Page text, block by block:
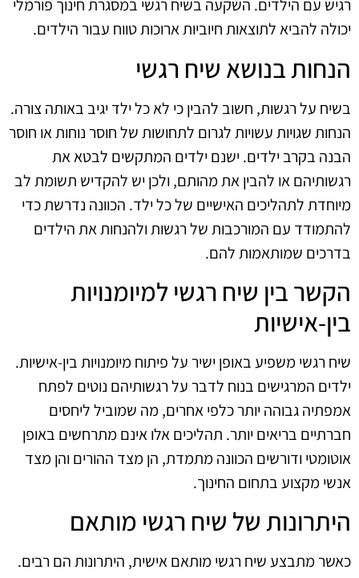
רגיש עם הילדים. השקעה בשיח רגשי במסגרת חינוך פורמלי
יכולה להביא לתוצאות חיוביות ארוכות טווח עבור הילדים.
הנחות בנושא שיח רגשי
בשיח על רגשות, חשוב להבין כי לא כל ילד יגיב באותה צורה.
הנחות שגויות עשויות לגרום לתחושות של חוסר נוחות או חוסר
הבנה בקרב ילדים. ישנם ילדים המתקשים לבטא את
רגשותיהם או להבין את מהותם, ולכן יש להקדיש תשומת לב
מיוחדת לתהליכים האישיים של כל ילד. הכוונה נדרשת כדי
להתמודד עם המורכבות של רגשות ולהנחות את הילדים
בדרכים שמותאמות להם.
הקשר בין שיח רגשי למיומנויות
בין-אישיות
שיח רגשי משפיע באופן ישיר על פיתוח מיומנויות בין-אישיות.
ילדים המרגישים בנוח לדבר על רגשותיהם נוטים לפתח
אמפתיה גבוהה יותר כלפי אחרים, מה שמוביל ליחסים
חברתיים בריאים יותר. תהליכים אלו אינם מתרחשים באופן
אוטומטי ודורשים הכוונה מתמדת, הן מצד ההורים והן מצד
אנשי מקצוע בתחום החינוך.
היתרונות של שיח רגשי מותאם
כאשר מתבצע שיח רגשי מותאם אישית, היתרונות הם רבים.